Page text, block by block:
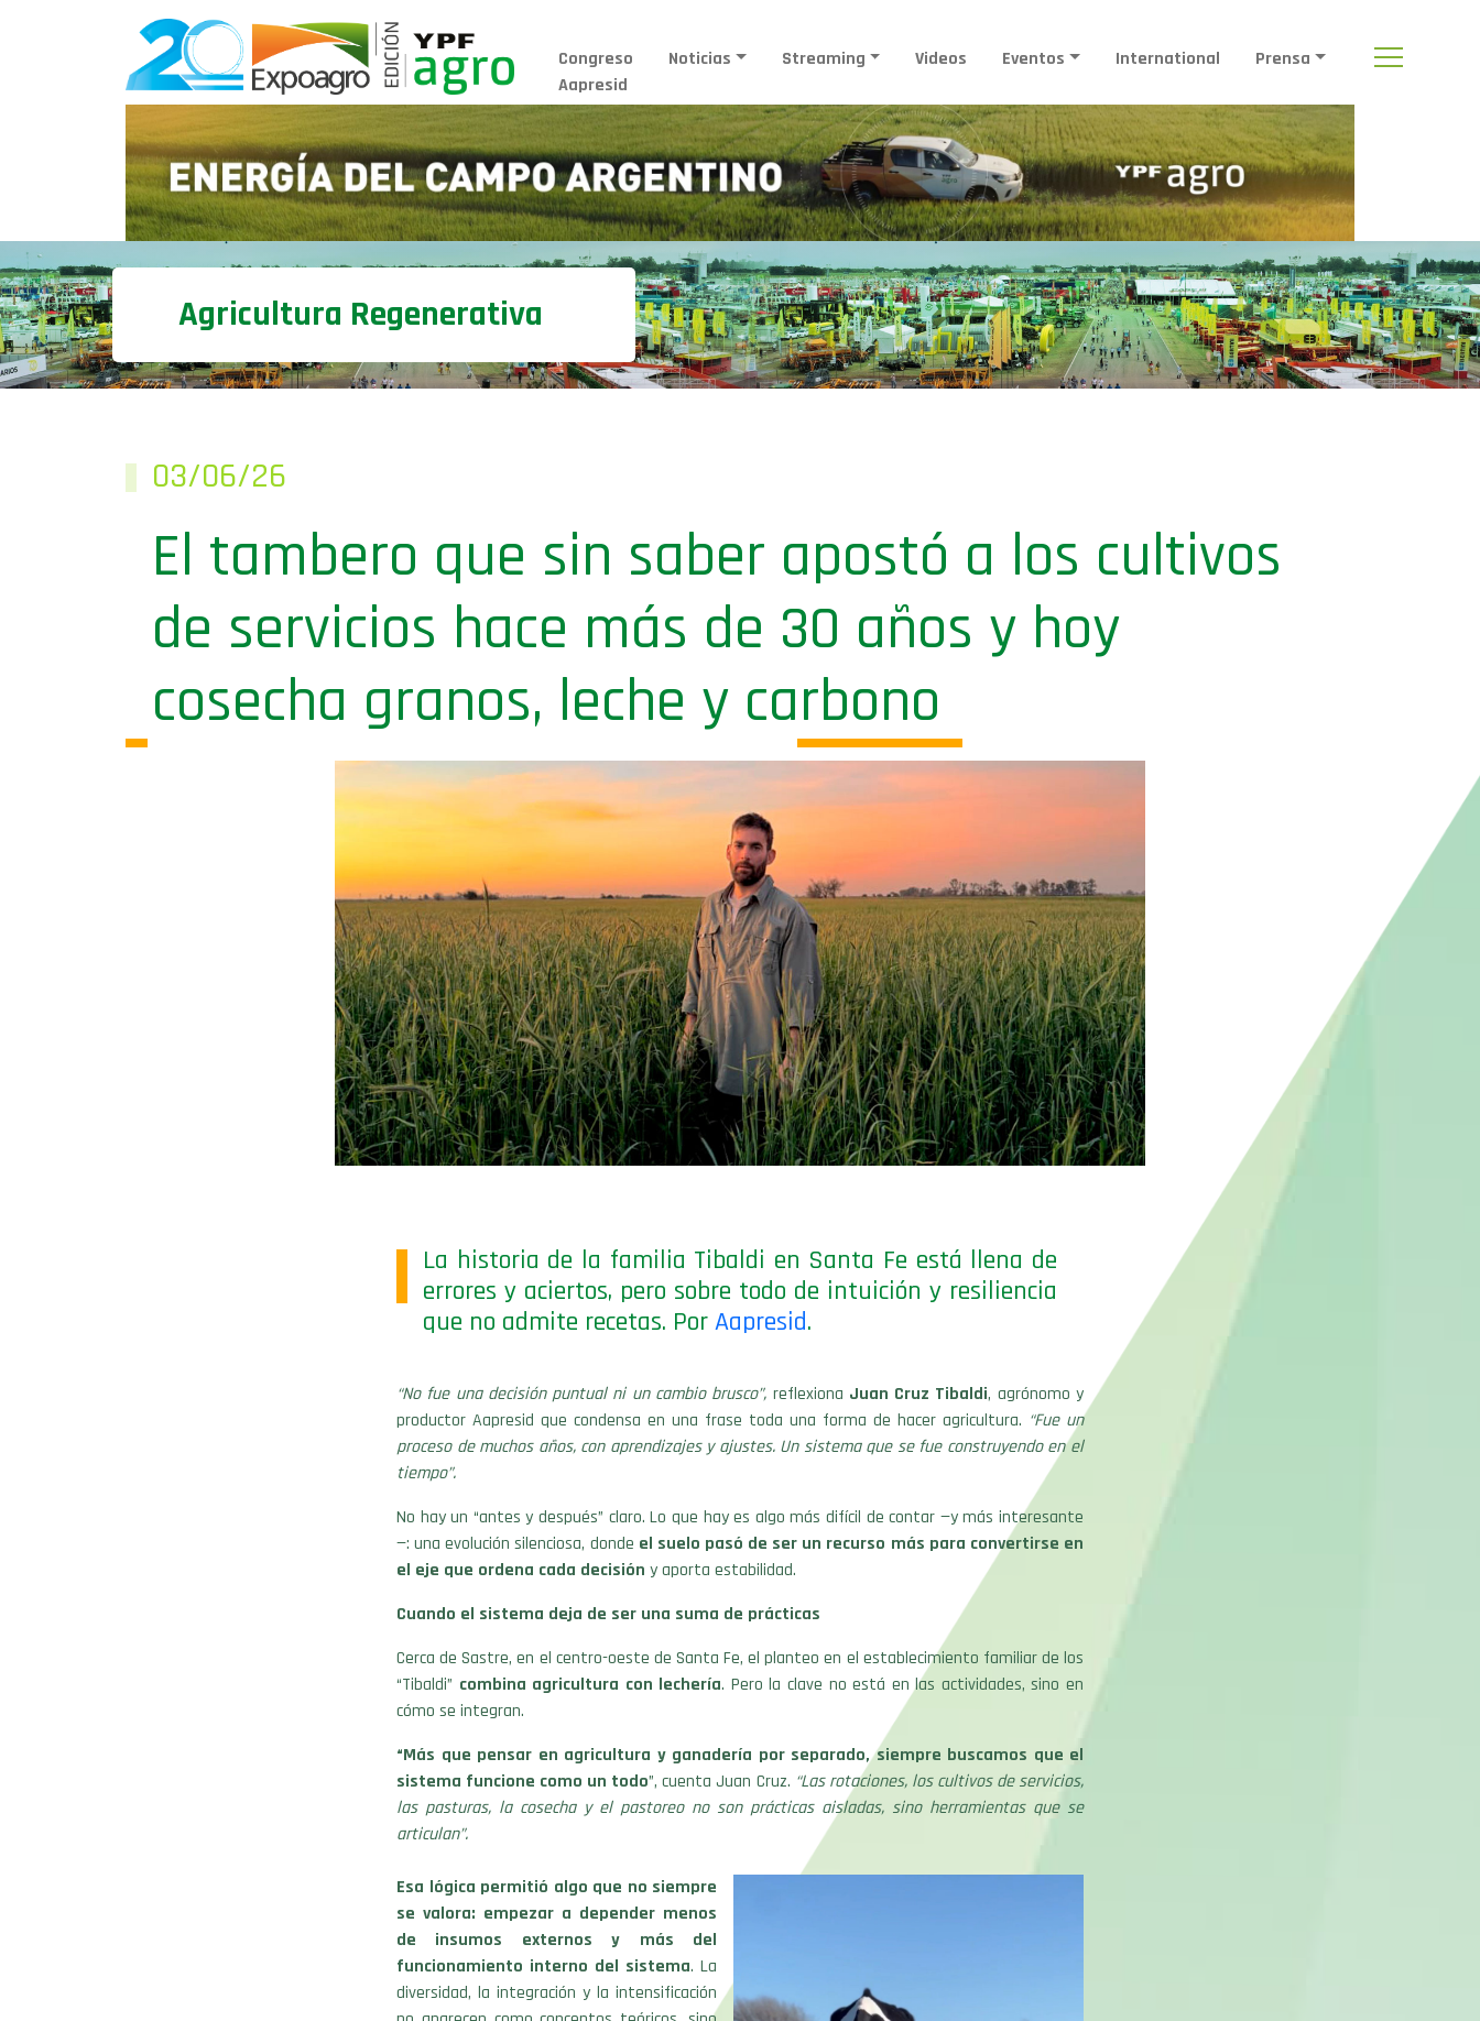
Congreso
Aapresid
Noticias Streaming Videos Eventos International Prensa
Agricultura Regenerativa
03/06/26
El tambero que sin saber apostó a los cultivos
de servicios hace más de 30 años y hoy
cosecha granos, leche y carbono
La historia de la familia Tibaldi en Santa Fe está llena de
errores y aciertos, pero sobre todo de intuición y resiliencia
que no admite recetas. Por Aapresid.
“No fue una decisión puntual ni un cambio brusco”, reflexiona Juan Cruz Tibaldi, agrónomo y
productor Aapresid que condensa en una frase toda una forma de hacer agricultura. “Fue un
proceso de muchos años, con aprendizajes y ajustes. Un sistema que se fue construyendo en el
tiempo”.
No hay un “antes y después” claro. Lo que hay es algo más difícil de contar —y más interesante
—: una evolución silenciosa, donde el suelo pasó de ser un recurso más para convertirse en
el eje que ordena cada decisión y aporta estabilidad.
Cuando el sistema deja de ser una suma de prácticas
Cerca de Sastre, en el centro-oeste de Santa Fe, el planteo en el establecimiento familiar de los
“Tibaldi” combina agricultura con lechería. Pero la clave no está en las actividades, sino en
cómo se integran.
“Más que pensar en agricultura y ganadería por separado, siempre buscamos que el
sistema funcione como un todo”, cuenta Juan Cruz. “Las rotaciones, los cultivos de servicios,
las pasturas, la cosecha y el pastoreo no son prácticas aisladas, sino herramientas que se
articulan”.
Esa lógica permitió algo que no siempre
se valora: empezar a depender menos
de insumos externos y más del
funcionamiento interno del sistema. La
diversidad, la integración y la intensificación